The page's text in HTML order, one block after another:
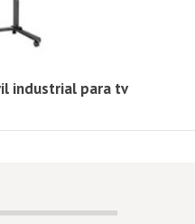
industrial para tv